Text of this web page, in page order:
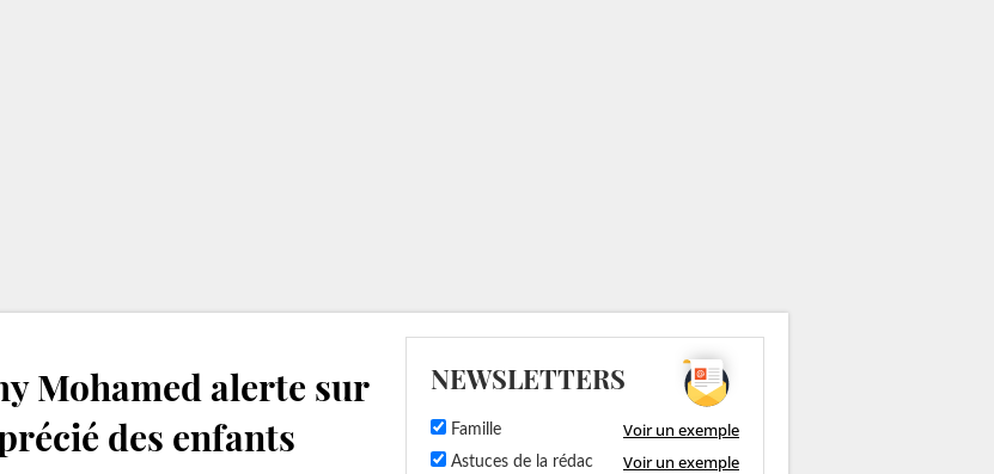
Mohamed alerte sur
des enfants
NEWSLETTERS
Famille Voir un exemple
Astuces de la rédac Voir un exemple